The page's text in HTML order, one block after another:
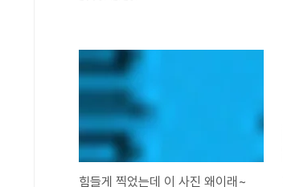
직도 제가 한번도 가보지 못한 지역이기도 합
니다. 남들 다 다녀온 설악산도 구경 못해봤
습니다. 언젠가 시간이 허락하면 꼭 한번 가
고픈 곳이 설악산입니다. 그런데 강원도의 속
초에서 조그마한 소포가 하나 도착 하였습니
다. 택배시스템이 아무리 발달하였다고 하더
라도 강원도에서 이 곳 제주도면 대한민국 내
힘들게 찍었는데 이 사진 왜이래~